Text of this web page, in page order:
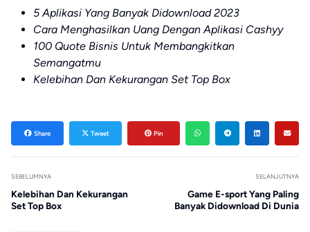
5 Aplikasi Yang Banyak Didownload 2023
Cara Menghasilkan Uang Dengan Aplikasi Cashyy
100 Quote Bisnis Untuk Membangkitkan
Semangatmu
Kelebihan Dan Kekurangan Set Top Box
Share Tweet Pin
SEBELUMNYA
Kelebihan Dan Kekurangan
Set Top Box
SELANJUTNYA
Game E-sport Yang Paling
Banyak Didownload Di Dunia